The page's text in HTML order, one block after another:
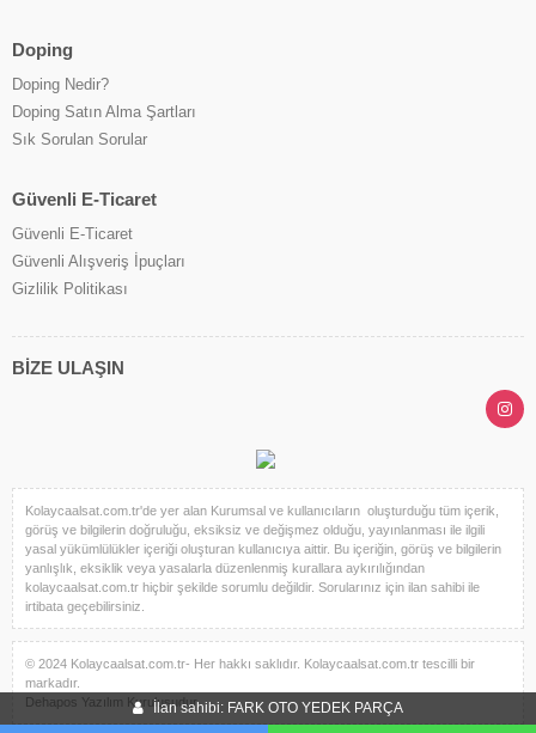
İlan sahibi: FARK OTO YEDEK PARÇA
Doping
Doping Nedir?
Doping Satın Alma Şartları
Sık Sorulan Sorular
Güvenli E-Ticaret
Güvenli E-Ticaret
Güvenli Alışveriş İpuçları
Gizlilik Politikası
BİZE ULAŞIN
Kolaycaalsat.com.tr'de yer alan Kurumsal ve kullanıcıların oluşturduğu tüm içerik,
görüş ve bilgilerin doğruluğu, eksiksiz ve değişmez olduğu, yayınlanması ile ilgili
yasal yükümlülükler içeriği oluşturan kullanıcıya aittir. Bu içeriğin, görüş ve bilgilerin
yanlışlık, eksiklik veya yasalarla düzenlenmiş kurallara aykırılığından
kolaycaalsat.com.tr hiçbir şekilde sorumlu değildir. Sorularınız için ilan sahibi ile
irtibata geçebilirsiniz.
© 2024 Kolaycaalsat.com.tr- Her hakkı saklıdır. Kolaycaalsat.com.tr tescilli bir
markadır.
Dehapos Yazılım Kuruluşudur.